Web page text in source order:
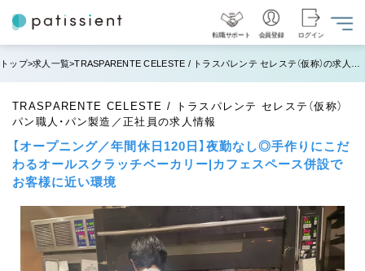
転職サポート 会員登録 ログイン
トップ 求人一覧
TRASPARENTE CELESTE / トラスパレンテ セレステ（仮称）
パン職人・パン製造／正社員の求人情報
【オープニング／年間休日120日】夜勤なし◎手作りにこだ
わるオールスクラッチベーカリー|カフェスペース併設で
お客様に近い環境